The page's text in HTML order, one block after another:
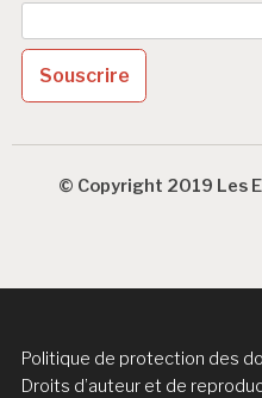
© Copyright 2019 Les
Politique de protection des
Droits d’auteur et de